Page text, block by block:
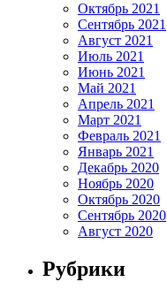
Октябрь 2021
Сентябрь 2021
Август 2021
Июль 2021
Июнь 2021
Май 2021
Апрель 2021
Март 2021
Февраль 2021
Январь 2021
Декабрь 2020
Ноябрь 2020
Октябрь 2020
Сентябрь 2020
Август 2020
Рубрики